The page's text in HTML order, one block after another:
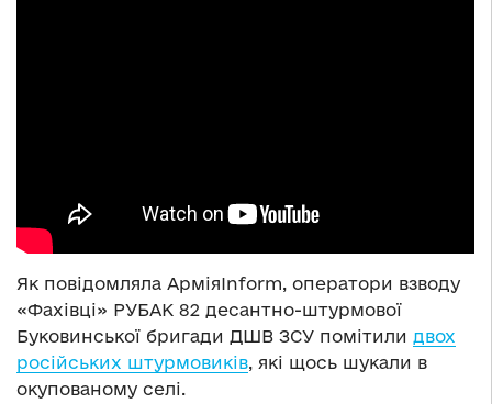
Як повідомляла АрміяInform, оператори взводу
«Фахівці» РУБАК 82 десантно-штурмової
Буковинської бригади ДШВ ЗСУ помітили двох
російських штурмовиків, які щось шукали в
окупованому селі.